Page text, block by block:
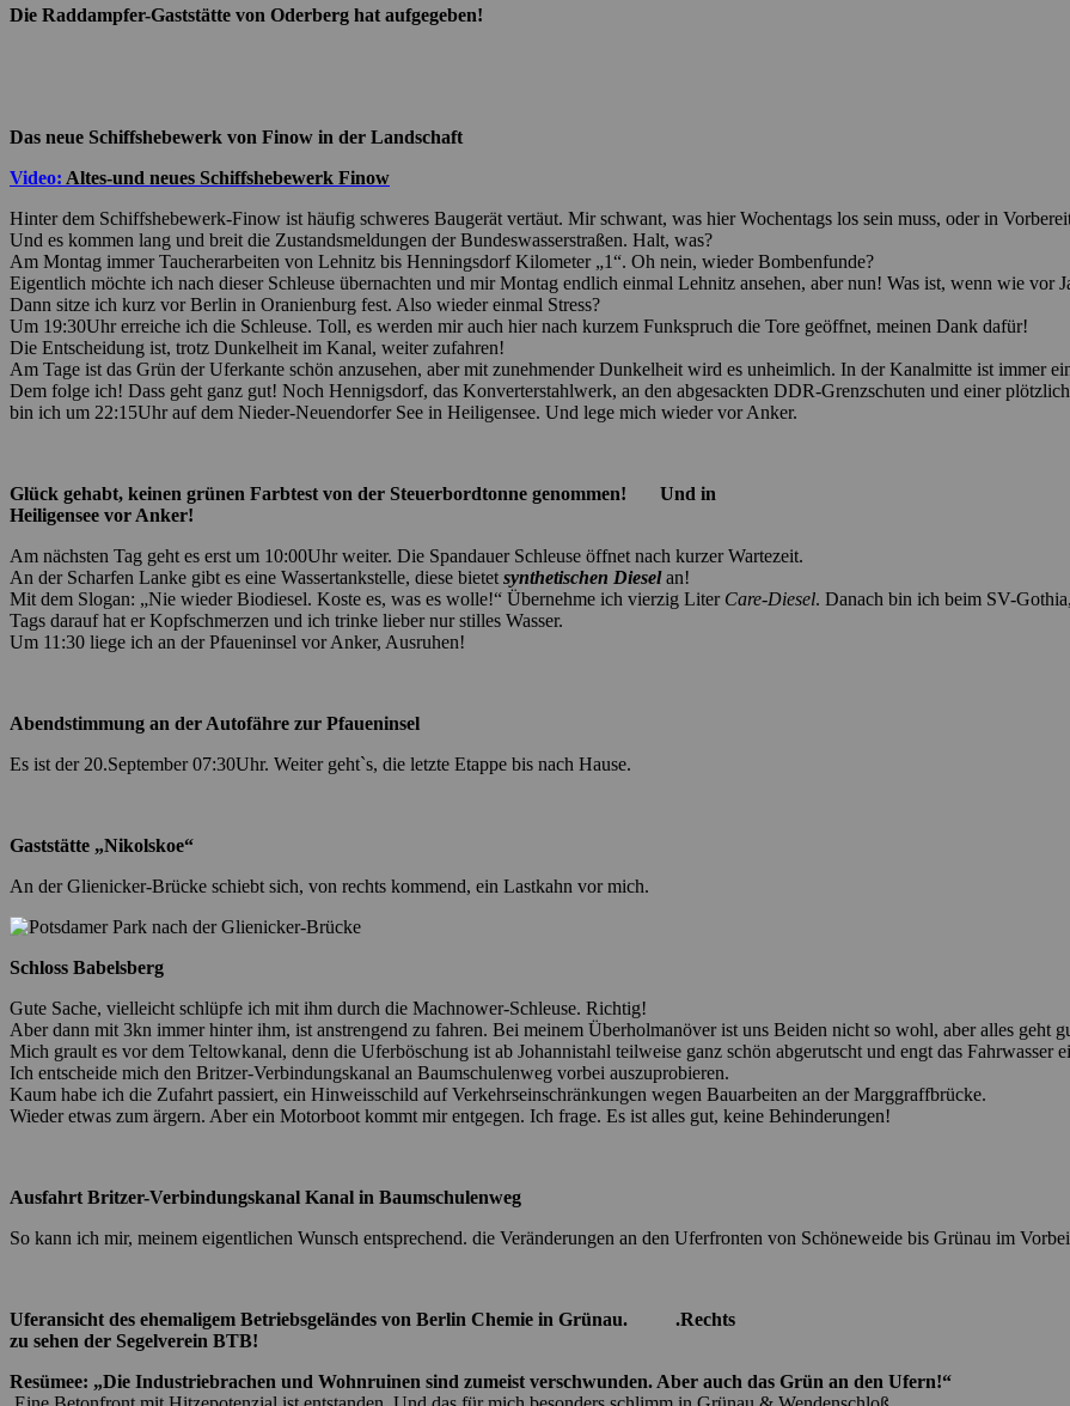
Die Raddampfer-Gaststätte von Oderberg hat aufgegeben!
Das neue Schiffshebewerk von Finow in der Landschaft
Video: Altes-und neues Schiffshebewerk Finow
Hinter dem Schiffshebewerk-Finow ist häufig schweres Baugerät vertäut. Mir schwant, was hier Wochentags los sein muss, oder in
Und es kommen lang und breit die Zustandsmeldungen der Bundeswasserstraßen. Halt, was?
Am Montag immer Taucherarbeiten von Lehnitz bis Henningsdorf Kilometer „1“. Oh nein, wieder Bombenfunde?
Eigentlich möchte ich nach dieser Schleuse übernachten und mir Montag endlich einmal Lehnitz ansehen, aber nun! Was ist, wenn wie vor
Dann sitze ich kurz vor Berlin in Oranienburg fest. Also wieder einmal Stress?
Um 19:30Uhr erreiche ich die Schleuse. Toll, es werden mir auch hier nach kurzem Funkspruch die Tore geöffnet, meinen Dank dafür!
Die Entscheidung ist, trotz Dunkelheit im Kanal, weiter zufahren!
Am Tage ist das Grün der Uferkante schön anzusehen, aber mit zunehmender Dunkelheit wird es unheimlich. In der Kanalmitte ist immer
Dem folge ich! Dass geht ganz gut! Noch Hennigsdorf, das Konverterstahlwerk, an den abgesackten DDR-Grenzschuten und einer
bin ich um 22:15Uhr auf dem Nieder-Neuendorfer See in Heiligensee. Und lege mich wieder vor Anker.
Glück gehabt, keinen grünen Farbtest von der Steuerbordtonne genommen! Und in
Heiligensee vor Anker!
Am nächsten Tag geht es erst um 10:00Uhr weiter. Die Spandauer Schleuse öffnet nach kurzer Wartezeit.
An der Scharfen Lanke gibt es eine Wassertankstelle, diese bietet synthetischen Dieselan!
Mit dem Slogan: „Nie wieder Biodiesel. Koste es, was es wolle!“ Übernehme ich vierzig Liter Care-Diesel. Danach bin ich beim SV-
Tags darauf hat er Kopfschmerzen und ich trinke lieber nur stilles Wasser.
Um 11:30 liege ich an der Pfaueninsel vor Anker, Ausruhen!
Abendstimmung an der Autofähre zur Pfaueninsel
Es ist der 20.September 07:30Uhr. Weiter geht`s, die letzte Etappe bis nach Hause.
Gaststätte „Nikolskoe“
An der Glienicker-Brücke schiebt sich, von rechts kommend, ein Lastkahn vor mich.
Schloss Babelsberg
Gute Sache, vielleicht schlüpfe ich mit ihm durch die Machnower-Schleuse. Richtig!
Aber dann mit 3kn immer hinter ihm, ist anstrengend zu fahren. Bei meinem Überholmanöver ist uns Beiden nicht so wohl, aber alles geht
Mich grault es vor dem Teltowkanal, denn die Uferböschung ist ab Johannistahl teilweise ganz schön abgerutscht und engt das Fahrwasser
Ich entscheide mich den Britzer-Verbindungskanal an Baumschulenweg vorbei auszuprobieren.
Kaum habe ich die Zufahrt passiert, ein Hinweisschild auf Verkehrseinschränkungen wegen Bauarbeiten an der Marggraffbrücke.
Wieder etwas zum ärgern. Aber ein Motorboot kommt mir entgegen. Ich frage. Es ist alles gut, keine Behinderungen!
Ausfahrt Britzer-Verbindungskanal Kanal in Baumschulenweg
So kann ich mir, meinem eigentlichen Wunsch entsprechend. die Veränderungen an den Uferfronten von Schöneweide bis Grünau im
Uferansicht des ehemaligem Betriebsgeländes von Berlin Chemie in Grünau. .Rechts
zu sehen der Segelverein BTB!
Resümee: „Die Industriebrachen und Wohnruinen sind zumeist verschwunden. Aber auch das Grün an den Ufern!“